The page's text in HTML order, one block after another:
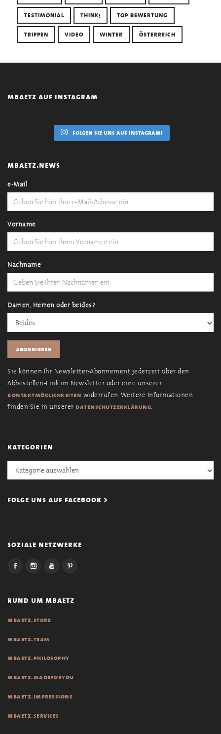
TESTIMONIAL THINK! TOP BEWERTUNG
TRIPPEN VIDEO WINTER ÖSTERREICH
mbaetz auf instagram
folgen sie uns auf instagram!
mbaetz.news
e-Mail
Vorname
Nachname
Damen, Herren oder beides?
Sie können Ihr Newsletter-Abonnement jederzeit über den
Abbestellen-Link im Newsletter oder eine unserer
kontaktmöglichkeiten widerrufen. Weitere Informationen
finden Sie in unserer datenschutzerklärung.
kategorien
Kategorien
folge uns auf facebook >
soziale netzwerke
rund um mbaetz
mbaetz.store
mbaetz.team
mbaetz.philosophy
mbaetz.madeforyou
mbaetz.impressions
mbaetz.services